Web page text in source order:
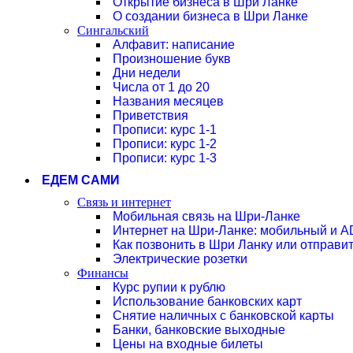
О создании бизнеса в Шри Ланке
Сингальский
Алфавит: написание
Произношение букв
Дни недели
Числа от 1 до 20
Названия месяцев
Приветствия
Прописи: курс 1-1
Прописи: курс 1-2
Прописи: курс 1-3
ЕДЕМ САМИ
Связь и интернет
Мобильная связь на Шри-Ланке
Интернет на Шри-Ланке: мобильный и
Как позвонить в Шри Ланку или
Электрические розетки
Финансы
Курс рупии к рублю
Использование банковских карт
Снятие наличных с банковской карты
Банки, банковские выходные
Цены на входные билеты